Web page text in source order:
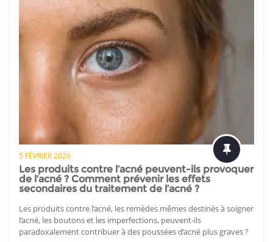
5 FÉVRIER 2026
Les produits contre l’acné peuvent-ils provoquer
de l’acné ? Comment prévenir les effets
secondaires du traitement de l’acné ?
Les produits contre l’acné, les remèdes mêmes destinés à soigner
l’acné, les boutons et les imperfections, peuvent-ils
paradoxalement contribuer à des poussées d’acné plus graves ?